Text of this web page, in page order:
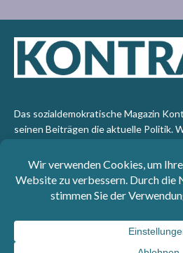
Das sozialdemokratische Magazin
seinen Beiträgen die aktuelle Politik.
emanzipatorischen Standpunkt aus.
sozialen Gerechtigkeit auf die Welt.
: SPÖ-Klub - 1017 Wien -
3393 - e-mail: redaktion@kontrast.at -